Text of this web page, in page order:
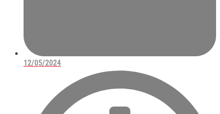
12/05/2024